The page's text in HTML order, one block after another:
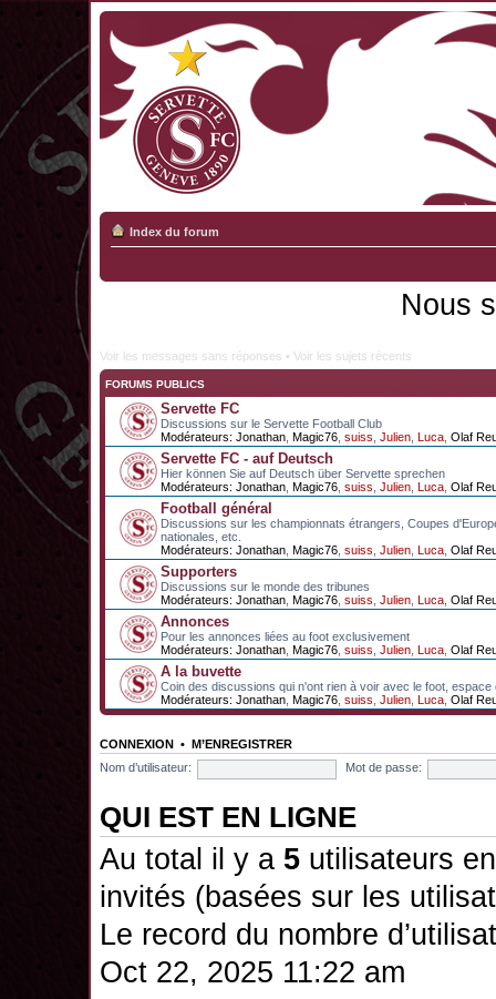
Index du forum
Nous
Voir les messages sans réponses • Voir les sujets récents
FORUMS PUBLICS
Servette FC
Discussions sur le Servette Football Club
Modérateurs: Jonathan Magic76 suiss Julien Luca Olaf
Servette FC - auf Deutsch
Hier können Sie auf Deutsch über Servette sprechen
Modérateurs: Jonathan Magic76 suiss Julien Luca Olaf
Football général
Discussions sur les championnats étrangers, Coupes
nationales, etc.
Modérateurs: Jonathan Magic76 suiss Julien Luca Olaf
Supporters
Discussions sur le monde des tribunes
Modérateurs: Jonathan Magic76 suiss Julien Luca Olaf
Annonces
Pour les annonces liées au foot exclusivement
Modérateurs: Jonathan Magic76 suiss Julien Luca Olaf
A la buvette
Coin des discussions qui n'ont rien à voir avec le foot, espace
Modérateurs: Jonathan Magic76 suiss Julien Luca Olaf
CONNEXION • M’ENREGISTRER
Nom d’utilisateur:
Mot de passe:
QUI EST EN LIGNE
Au total il y a 5 utilisateurs
invités (basées sur les
Le record du nombre
Oct 22, 2025 11:22 am